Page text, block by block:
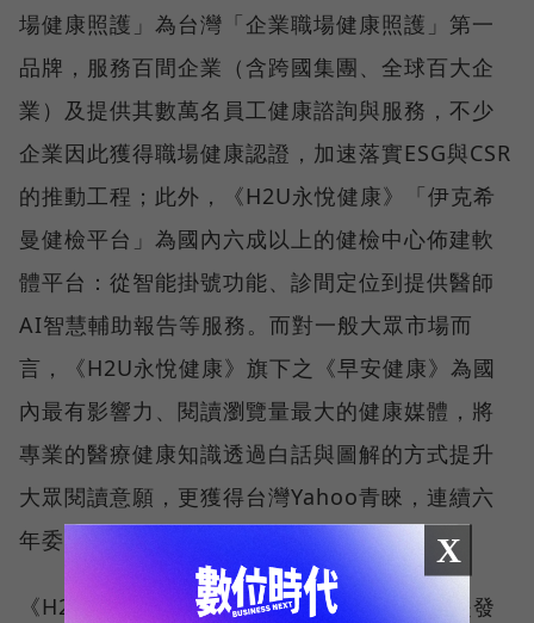
場健康照護」為台灣「企業職場健康照護」第一
品牌，服務百間企業（含跨國集團、全球百大企
業）及提供其數萬名員工健康諮詢與服務，不少
企業因此獲得職場健康認證，加速落實ESG與CSR
的推動工程；此外，《H2U永悅健康》「伊克希
曼健檢平台」為國內六成以上的健檢中心佈建軟
體平台：從智能掛號功能、診間定位到提供醫師
AI智慧輔助報告等服務。而對一般大眾市場而
言，《H2U永悅健康》旗下之《早安健康》為國
內最有影響力、閱讀瀏覽量最大的健康媒體，將
專業的醫療健康知識透過白話與圖解的方式提升
大眾閱讀意願，更獲得台灣Yahoo青睞，連續六
年委由《早安健康》經營Yahoo健康頻道。
《H2U永悅健康》認為「運動」相關數據亦是發
X